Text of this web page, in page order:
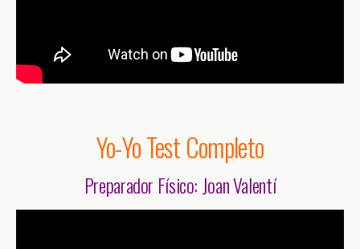
Yo-Yo Test Completo
Preparador Físico: Joan Valentí